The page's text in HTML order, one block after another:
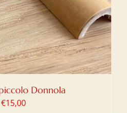
Donnola
€15,00